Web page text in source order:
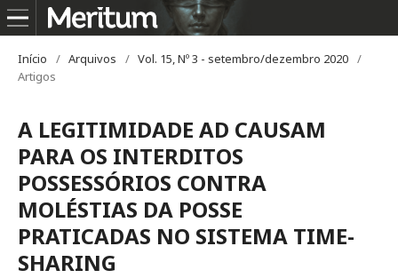
Início / Arquivos / Vol. 15, Nº 3 - setembro/dezembro 2020 /
Artigos
A LEGITIMIDADE AD CAUSAM
PARA OS INTERDITOS
POSSESSÓRIOS CONTRA
MOLÉSTIAS DA POSSE
PRATICADAS NO SISTEMA TIME-
SHARING